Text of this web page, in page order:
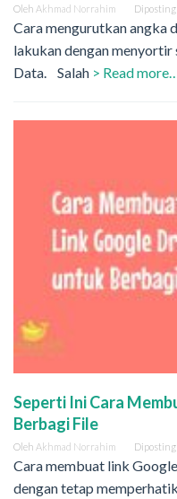
Oleh Akhmad Norrahim Diposting
Cara mengurutkan angka
lakukan dengan menyortir
Data. Salah > Read
Seperti Ini Cara
Berbagi File
Oleh Akhmad Norrahim Diposting
Cara membuat link
dengan tetap